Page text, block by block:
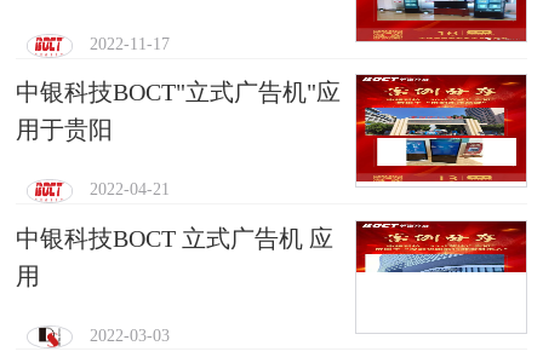
2022-11-17
中银科技BOCT"立式广告机"应
用于贵阳
2022-04-21
中银科技BOCT 立式广告机 应
用
2022-03-03